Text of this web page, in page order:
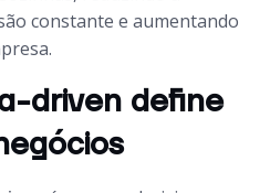
constante e aumentando
driven define